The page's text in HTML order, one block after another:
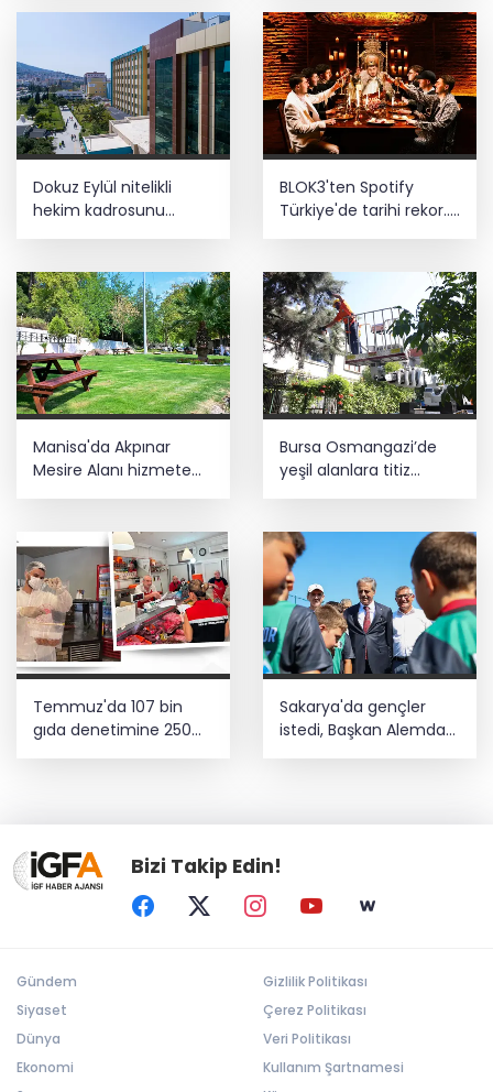
Dokuz Eylül nitelikli
hekim kadrosunu
BLOK3'ten Spotify
Türkiye'de tarihi rekor...
Manisa'da Akpınar
Mesire Alanı hizmete
açılıyor
Bursa Osmangazi’de
yeşil alanlara titiz
koruma
Temmuz'da 107 bin
gıda denetimine 250
milyon TL ceza kesildi
Sakarya'da gençler
istedi, Başkan Alemdar
talimat verdi
Bizi Takip Edin!
Gündem
Siyaset
Dünya
Ekonomi
Gizlilik Politikası
Çerez Politikası
Veri Politikası
Kullanım Şartnamesi